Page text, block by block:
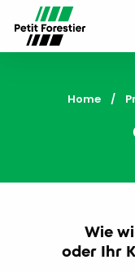
Home
Wie
oder Ihr